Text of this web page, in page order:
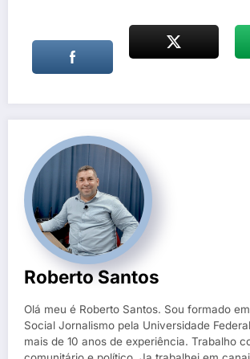
Roberto Santos
Olá meu é Roberto Santos. Sou formado
Social Jornalismo pela Universidade
mais de 10 anos de experiência. Trabalho